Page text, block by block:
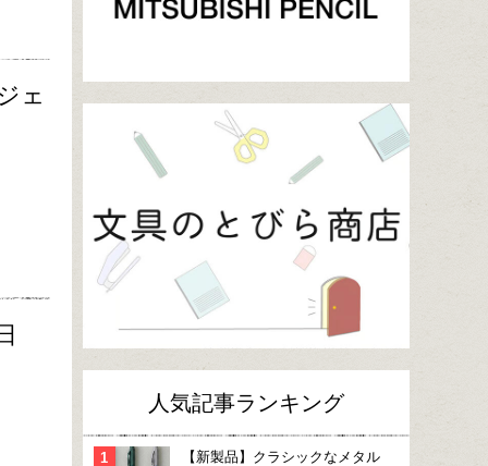
ェ
人気記事ランキング
【新製品】クラシックなメタル